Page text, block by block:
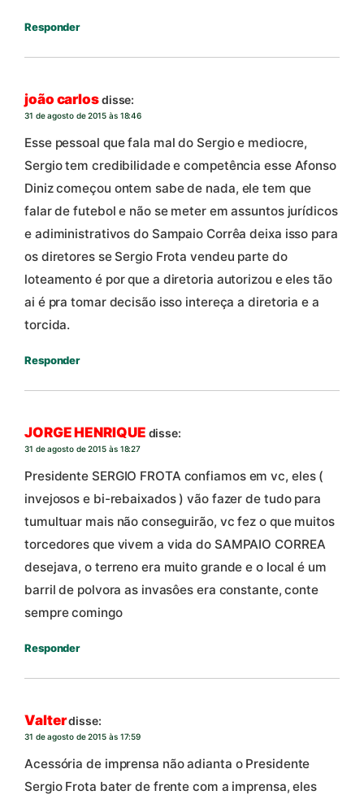
Responder
joão carlosdisse:
31 de agosto de 2015 às 18:46
Esse pessoal que fala mal do Sergio e mediocre,
Sergio tem credibilidade e competência esse Afonso
Diniz começou ontem sabe de nada, ele tem que
falar de futebol e não se meter em assuntos jurídicos
e adiministrativos do Sampaio Corrêa deixa isso para
os diretores se Sergio Frota vendeu parte do
loteamento é por que a diretoria autorizou e eles tão
ai é pra tomar decisão isso intereça a diretoria e a
torcida.
Responder
JORGE HENRIQUE disse:
31 de agosto de 2015 às 18:27
Presidente SERGIO FROTA confiamos em vc, eles (
invejosos e bi-rebaixados ) vão fazer de tudo para
tumultuar mais não conseguirão, vc fez o que muitos
torcedores que vivem a vida do SAMPAIO CORREA
desejava, o terreno era muito grande e o local é um
barril de polvora as invasôes era constante, conte
sempre comingo
Responder
Valterdisse:
31 de agosto de 2015 às 17:59
Acessória de imprensa não adianta o Presidente
Sergio Frota bater de frente com a imprensa, eles